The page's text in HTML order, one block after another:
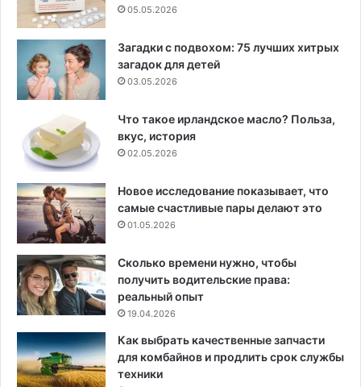
05.05.2026
Загадки с подвохом: 75 лучших хитрых
загадок для детей
03.05.2026
Что такое ирландское масло? Польза,
вкус, история
02.05.2026
Новое исследование показывает, что
самые счастливые пары делают это
01.05.2026
Сколько времени нужно, чтобы
получить водительские права:
реальный опыт
19.04.2026
Как выбрать качественные запчасти
для комбайнов и продлить срок службы
техники